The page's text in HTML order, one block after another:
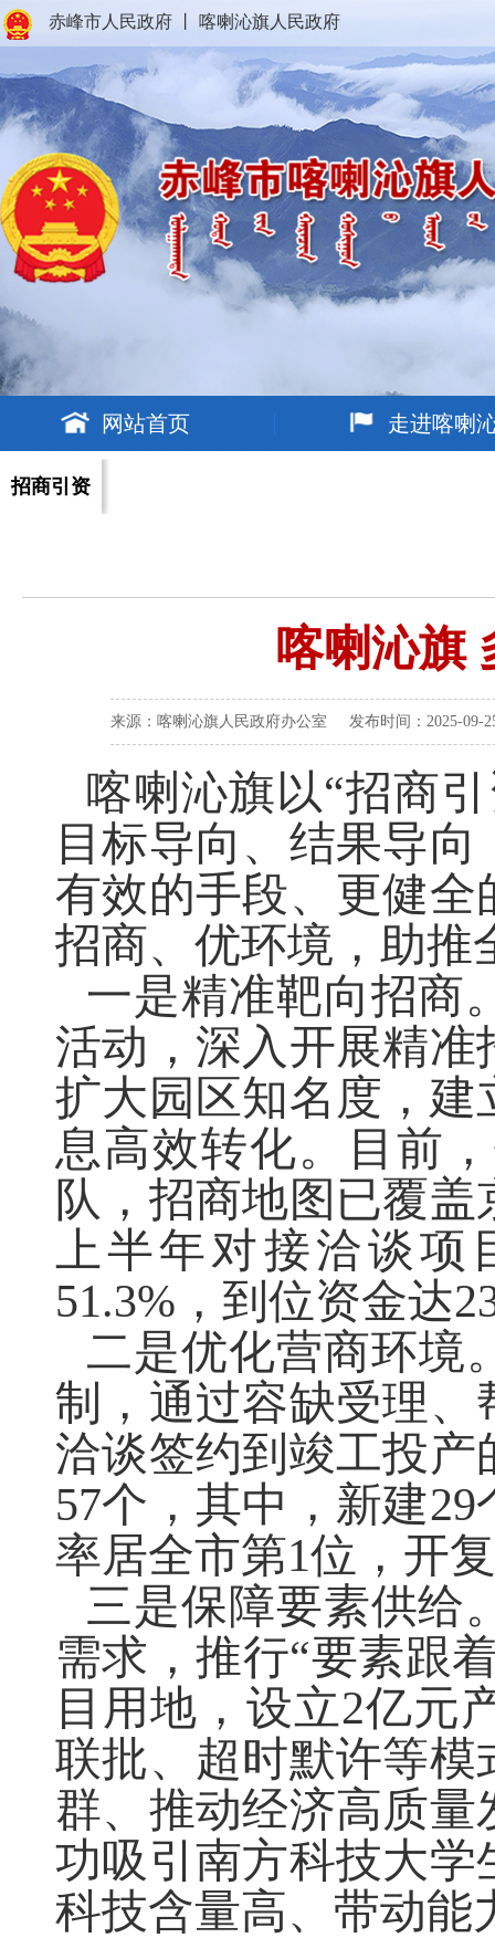
赤峰市人民政府 喀喇沁旗人民政府
网站首页 走进喀喇
招商引资
喀喇沁旗
来源：喀喇沁旗人民政府办公室 发布时间：2025-
喀喇沁旗以“招商
目标导向、结果导
有效的手段、更健
招商、优环境，助推
一是精准靶向招商
活动，深入开展精
扩大园区知名度，
息高效转化。目前
队，招商地图已覆
上半年对接洽谈项
51.3% ，到位资金达
二是优化营商环境
制，通过容缺受理
洽谈签约到竣工投
57个，其中，新建29
率居全市第1位，开
三是保障要素供给
需求，推行“要素跟
目用地，设立2亿元
联批、超时默许等
群、推动经济高质
功吸引南方科技大学
科技含量高、带动能